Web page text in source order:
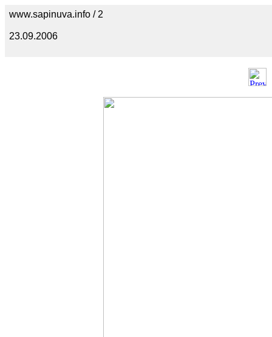
www.sapinuva.info / 2
23.09.2006